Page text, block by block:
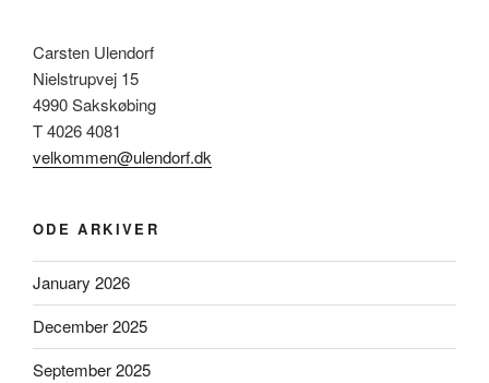
Carsten Ulendorf
Nielstrupvej 15
4990 Sakskøbing
T 4026 4081
velkommen@ulendorf.dk
ODE ARKIVER
January 2026
December 2025
September 2025